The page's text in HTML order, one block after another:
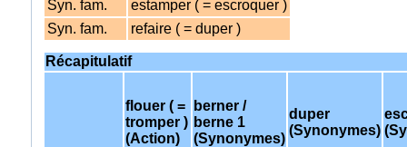
Syn. fam.
estamper ( = escroquer )
Syn. fam.
refaire ( = duper )
Récapitulatif
flouer ( =
tromper )
(Action)
berner /
berne 1
(Synonymes)
duper
(Synonymes)